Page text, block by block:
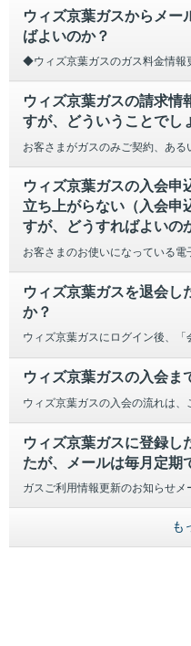
ウィズ京葉ガスからメー
ばよいのか？
◆ウィズ京葉ガスのガス料金情報
ウィズ京葉ガスの請求情
すが、どういうことでし
お客さまがガスのみご契約、ある
ウィズ京葉ガスの入会申
立ち上がらない（入会申
すが、どうすればよいの
お客さまのお使いになっている電
ウィズ京葉ガスを退会し
か？
ウィズ京葉ガスにログイン後、「
ウィズ京葉ガスの入会ま
ウィズ京葉ガスの入会の流れは、
ウィズ京葉ガスに登録し
たが、メールは毎月定期
ガスご利用情報更新のお知らせメ
も